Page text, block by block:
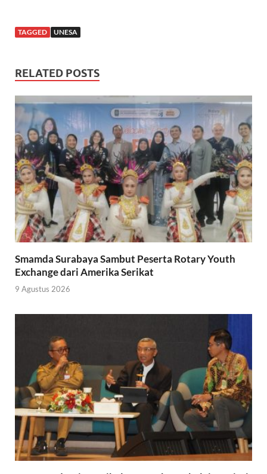
TAGGED UNESA
RELATED POSTS
Smamda Surabaya Sambut Peserta Rotary Youth
Exchange dari Amerika Serikat
9 Agustus 2026